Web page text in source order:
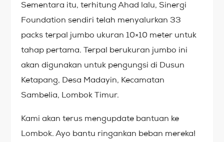
Sementara itu, terhitung Ahad lalu, Sinergi
Foundation sendiri telah menyalurkan 33
packs terpal jumbo ukuran 10×10 meter untuk
tahap pertama. Terpal berukuran jumbo ini
akan digunakan untuk pengungsi di Dusun
Ketapang, Desa Madayin, Kecamatan
Sambelia, Lombok Timur.
Kami akan terus mengupdate bantuan ke
Lombok. Ayo bantu ringankan beban mereka!